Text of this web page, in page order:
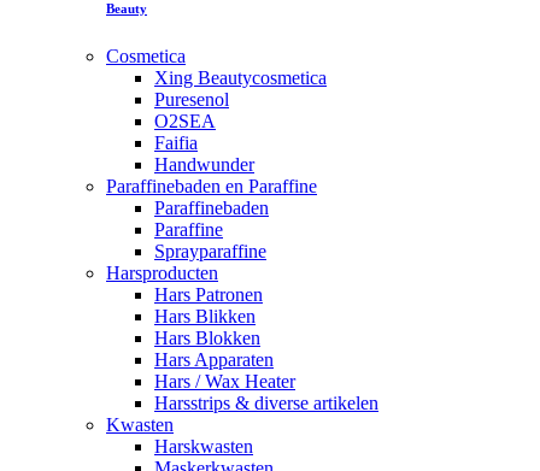
Beauty
Cosmetica
Xing Beautycosmetica
Puresenol
O2SEA
Faifia
Handwunder
Paraffinebaden en Paraffine
Paraffinebaden
Paraffine
Sprayparaffine
Harsproducten
Hars Patronen
Hars Blikken
Hars Blokken
Hars Apparaten
Hars / Wax Heater
Harsstrips & diverse artikelen
Kwasten
Harskwasten